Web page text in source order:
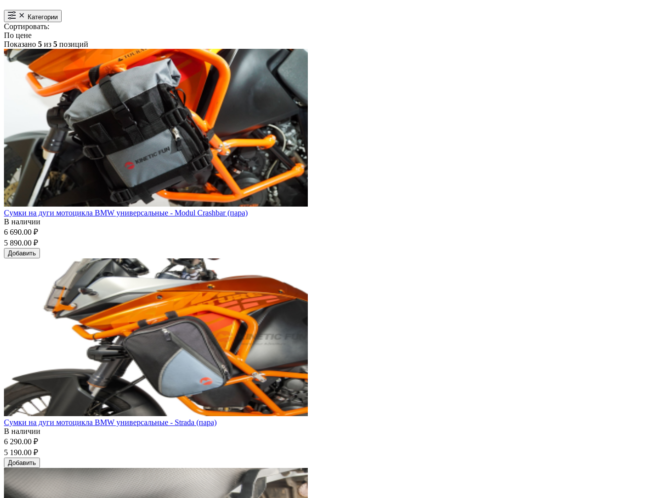
Категории
Сортировать:
По цене
Показано 5 из 5 позиций
Сумки на дуги мотоцикла BMW универсальные - Modul Crashbar (пара)
В наличии
6 690.00 ₽
5 890.00 ₽
Добавить
Сумки на дуги мотоцикла BMW универсальные - Strada (пара)
В наличии
6 290.00 ₽
5 190.00 ₽
Добавить